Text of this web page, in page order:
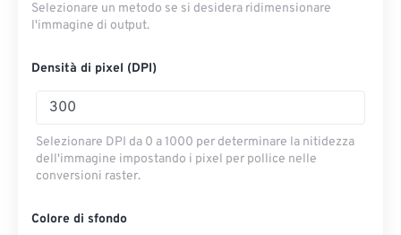
Selezionare un metodo se si desidera ridimensionare
l'immagine di output.
Densità di pixel (DPI)
Selezionare DPI da 0 a 1000 per determinare la nitidezza
dell'immagine impostando i pixel per pollice nelle
conversioni raster.
Colore di sfondo